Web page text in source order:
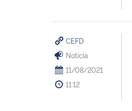
CEFD
Notícia
11/08/2021
11:12